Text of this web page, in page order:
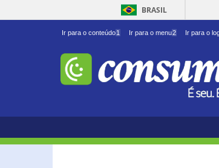
BRASIL
Ir para o conteúdo1 Ir para o menu2 Ir para o